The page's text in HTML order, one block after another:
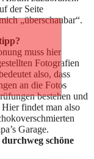
der Seite
„überschaubar“.
muss hier
Fotografien
also, dass
an die Fotos
bestehen und
findet man also
Garage.
durchweg schöne